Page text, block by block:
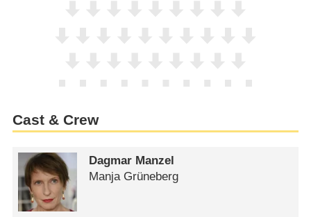
Cast & Crew
Dagmar Manzel
Manja Grüneberg